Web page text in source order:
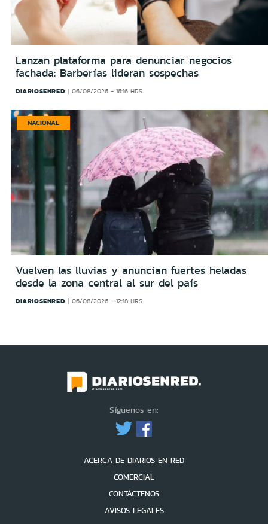
Lanzan plataforma para denunciar negocios
fachada: Barberías lideran sospechas
DIARIOSENRED 06/08/2026 - 16:16 HRS
NACIONAL
Vuelven las lluvias y anuncian fuertes heladas
desde la zona central al sur del país
DIARIOSENRED 06/08/2026 - 12:18 HRS
Síguenos en:
ACERCA DE DIARIOS EN RED
COMERCIAL
CONTÁCTENOS
AVISOS LEGALES